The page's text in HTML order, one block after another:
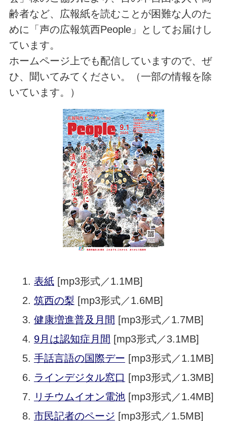
齢者など、広報紙を読むことが困難な人のた
めに「声の広報筑西People」としてお届けし
ています。
ホームページ上でも配信していますので、ぜ
ひ、聞いてみてください。（一部の情報を除
いています。）
表紙[mp3形式／1.1MB]
筑西の梨 [mp3形式／1.6MB]
健康増進普及月間 [mp3形式／1.7MB]
9月は認知症月間 [mp3形式／3.1MB]
手話言語の国際デー [mp3形式／1.1MB]
ラインデジタル窓口 [mp3形式／1.3MB]
リチウムイオン電池[mp3形式／1.4MB]
市民記者のページ [mp3形式／1.5MB]